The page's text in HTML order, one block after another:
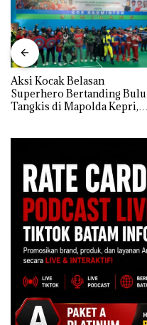
Aksi Kocak Belasan
Superhero Bertanding Bulu
Tangkis di Mapolda Kepri,